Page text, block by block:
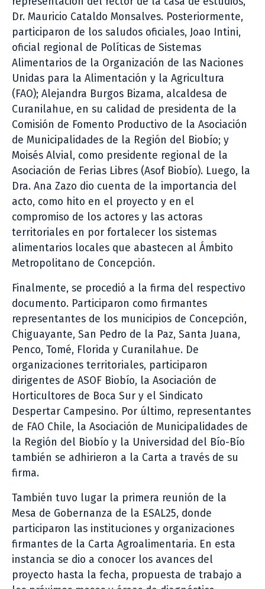
Dr. Mauricio Cataldo Monsalves. Posteriormente,
participaron de los saludos oficiales, Joao Intini,
oficial regional de Políticas de Sistemas
Alimentarios de la Organización de las Naciones
Unidas para la Alimentación y la Agricultura
(FAO); Alejandra Burgos Bizama, alcaldesa de
Curanilahue, en su calidad de presidenta de la
Comisión de Fomento Productivo de la Asociación
de Municipalidades de la Región del Biobío; y
Moisés Alvial, como presidente regional de la
Asociación de Ferias Libres (Asof Biobío). Luego, la
Dra. Ana Zazo dio cuenta de la importancia del
acto, como hito en el proyecto y en el
compromiso de los actores y las actoras
territoriales en por fortalecer los sistemas
alimentarios locales que abastecen al Ámbito
Metropolitano de Concepción.
Finalmente, se procedió a la firma del respectivo
documento. Participaron como firmantes
representantes de los municipios de Concepción,
Chiguayante, San Pedro de la Paz, Santa Juana,
Penco, Tomé, Florida y Curanilahue. De
organizaciones territoriales, participaron
dirigentes de ASOF Biobío, la Asociación de
Horticultores de Boca Sur y el Sindicato
Despertar Campesino. Por último, representantes
de FAO Chile, la Asociación de Municipalidades de
la Región del Biobío y la Universidad del Bío-Bío
también se adhirieron a la Carta a través de su
firma.
También tuvo lugar la primera reunión de la
Mesa de Gobernanza de la ESAL25, donde
participaron las instituciones y organizaciones
firmantes de la Carta Agroalimentaria. En esta
instancia se dio a conocer los avances del
proyecto hasta la fecha, propuesta de trabajo a